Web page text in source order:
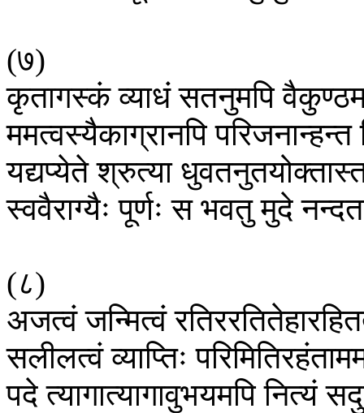
(७)
कृतागस्कं व्याधं सतनुमपि
ममत्वस्यैकाग्रानपि परिजनान्हन्त
यद्यप्येते श्रुत्या
स्ववैराग्यैः पूर्णः स भवतु मुदे
(८)
अजत्वं जन्मित्वं
सलीलत्वं व्याप्तिः
पदे त्यागात्यागावुभयमपि नित्यं